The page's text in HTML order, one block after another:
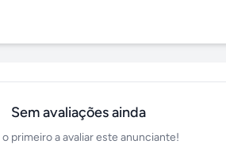
Sem avaliações ainda
o primeiro a avaliar este anunciante!